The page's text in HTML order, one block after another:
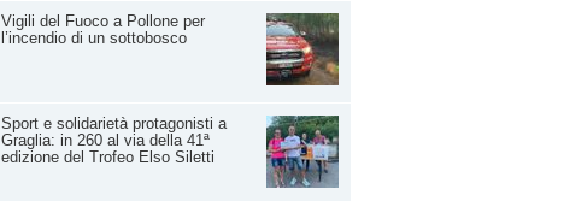
Vigili del Fuoco a Pollone per
l’incendio di un sottobosco
Sport e solidarietà protagonisti a
Graglia: in 260 al via della 41ª
edizione del Trofeo Elso Siletti